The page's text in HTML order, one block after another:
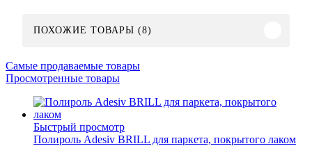
ПОХОЖИЕ ТОВАРЫ (8)
Самые продаваемые товары
Просмотренные товары
Быстрый просмотр
Полироль Adesiv BRILL для паркета, покрытого лаком